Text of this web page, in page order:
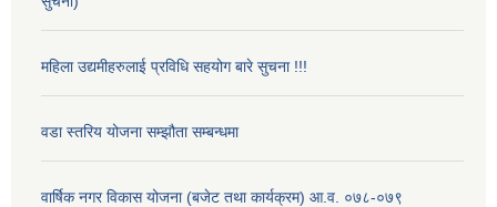
महिला उद्यमीहरुलाई प्रविधि सहयोग बारे सुचना !!!
वडा स्तरिय योजना सम्झौता सम्बन्धमा
वार्षिक नगर विकास योजना (बजेट तथा कार्यक्रम) आ.व. ०७८-०७९